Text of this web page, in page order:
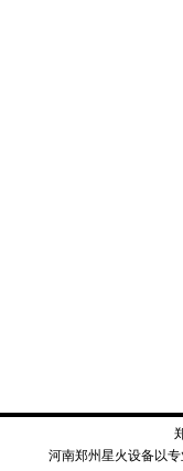
河南郑州星火设备以